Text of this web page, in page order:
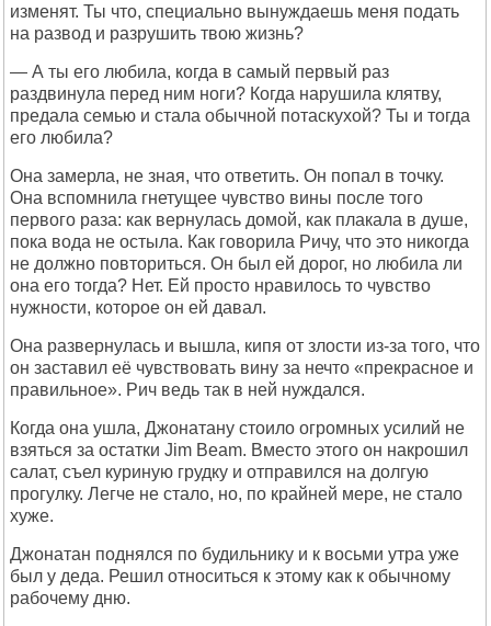
изменят. Ты что, специально вынуждаешь меня подать
на развод и разрушить твою жизнь?
— А ты его любила, когда в самый первый раз
раздвинула перед ним ноги? Когда нарушила клятву,
предала семью и стала обычной потаскухой? Ты и тогда
его любила?
Она замерла, не зная, что ответить. Он попал в точку.
Она вспомнила гнетущее чувство вины после того
первого раза: как вернулась домой, как плакала в душе,
пока вода не остыла. Как говорила Ричу, что это никогда
не должно повториться. Он был ей дорог, но любила ли
она его тогда? Нет. Ей просто нравилось то чувство
нужности, которое он ей давал.
Она развернулась и вышла, кипя от злости из-за того, что
он заставил её чувствовать вину за нечто «прекрасное и
правильное». Рич ведь так в ней нуждался.
Когда она ушла, Джонатану стоило огромных усилий не
взяться за остатки Jim Beam. Вместо этого он накрошил
салат, съел куриную грудку и отправился на долгую
прогулку. Легче не стало, но, по крайней мере, не стало
хуже.
Джонатан поднялся по будильнику и к восьми утра уже
был у деда. Решил относиться к этому как к обычному
рабочему дню.